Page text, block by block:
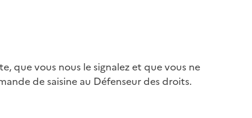
que vous nous le signalez et que vous ne
de saisine au Défenseur des droits.